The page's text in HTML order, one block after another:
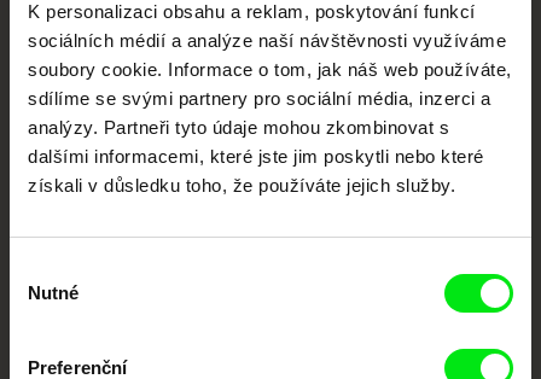
K personalizaci obsahu a reklam, poskytování funkcí
sociálních médií a analýze naší návštěvnosti využíváme
soubory cookie. Informace o tom, jak náš web používáte,
sdílíme se svými partnery pro sociální média, inzerci a
analýzy. Partneři tyto údaje mohou zkombinovat s
dalšími informacemi, které jste jim poskytli nebo které
získali v důsledku toho, že používáte jejich služby.
souhlasu
Nutné
Preferenční
Nové festivalové filmy
každý týden
Portál DAFilms.cz je výsledkem tvůrčí spolupráce 7 klíčových evropských
festivalů dokumentárního filmu sdružených do Doc Alliance. Naším cílem je
posouvat hranice dokumentárního filmu, propagovat jeho rozmanitost a
podporovat kvalitní autorské filmy.